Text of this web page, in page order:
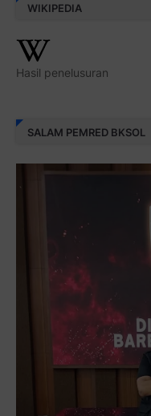
WIKIPEDIA
Hasil penelusuran
SALAM PEMRED BKSOL